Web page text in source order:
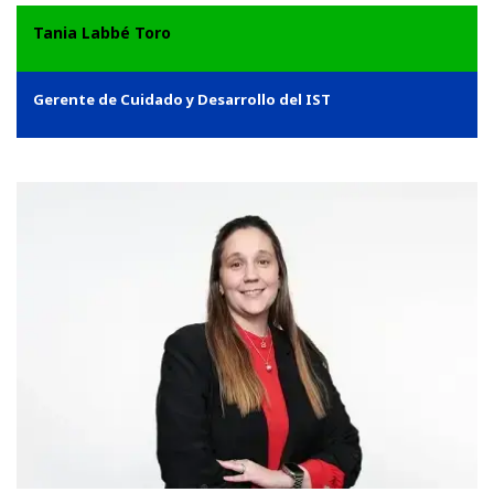
Tania Labbé Toro
Gerente de Cuidado y Desarrollo del IST